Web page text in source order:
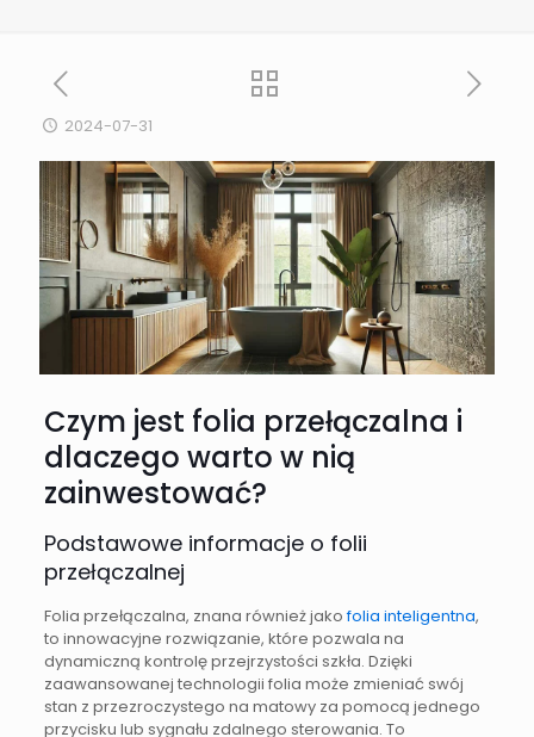
2024-07-31
Czym jest folia przełączalna i
dlaczego warto w nią
zainwestować?
Podstawowe informacje o folii
przełączalnej
Folia przełączalna, znana również jakofolia inteligentna,
to innowacyjne rozwiązanie, które pozwala na
dynamiczną kontrolę przejrzystości szkła. Dzięki
zaawansowanej technologii folia może zmieniać swój
stan z przezroczystego na matowy za pomocą jednego
przycisku lub sygnału zdalnego sterowania. To